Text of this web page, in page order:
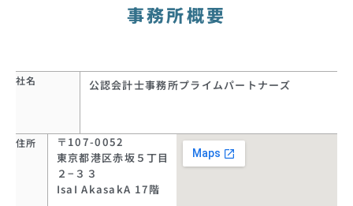
事務所概要
社名 公認会計士事務所プライムパートナーズ
住所
〒107-0052
東京都港区赤坂５丁目
２−３３
IsaI AkasakA 17階